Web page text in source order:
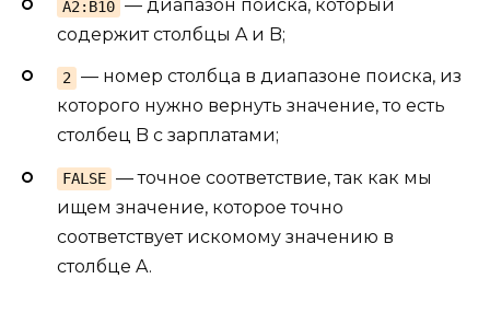
A2:B10 — диапазон поиска, который
содержит столбцы A и B;
2 — номер столбца в диапазоне поиска, из
которого нужно вернуть значение, то есть
столбец B с зарплатами;
FALSE — точное соответствие, так как мы
ищем значение, которое точно
соответствует искомому значению в
столбце A.